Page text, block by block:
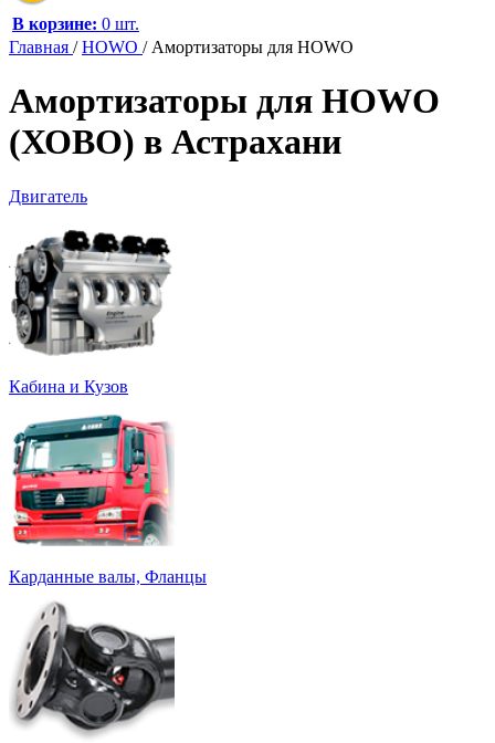
В корзине: 0 шт.
Главная /HOWO / Амортизаторы для HOWO
Амортизаторы для HOWO
(ХОВО) в Астрахани
Двигатель
Кабина и Кузов
Карданные валы, Фланцы